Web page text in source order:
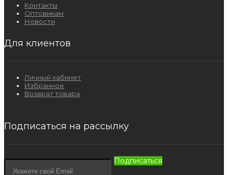
Контакты
Оптовикам
Новости
Для клиентов
Личный кабинет
Избранное
Возврат товара
Подписаться на рассылку
Подписаться